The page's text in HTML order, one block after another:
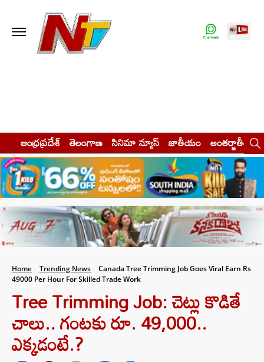
ఆంధ్రప్రదేశ్ తెలంగాణ సినిమా న్యూస్ జాతీయం అంతర్జాతీయం
Home Trending News
Canada Tree Trimming Job Goes Viral Earn Rs
49000 Per Hour For Skilled Trade Work
Tree Trimming Job: చెట్లు కొడితే
చాలు.. గంటకు రూ. 49,000..
ఎక్కడంటే.?